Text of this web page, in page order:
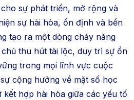
sự phát triển, mở rộng và
sự hài hòa, ổn định và bền
tạo ra một dòng chảy năng
thu hút tài lộc, duy trì sự ổn
trong mọi lĩnh vực cuộc
cộng hưởng về mặt số học
hợp hài hòa giữa các yếu tố